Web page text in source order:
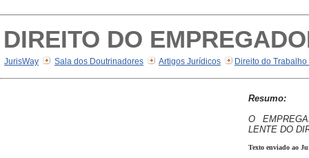
DIREITO DO
JurisWay Sala dos Doutrinadores Artigos Jurídicos Direito do Trabalho
Resumo:
O
LENTE DO
Texto enviado ao